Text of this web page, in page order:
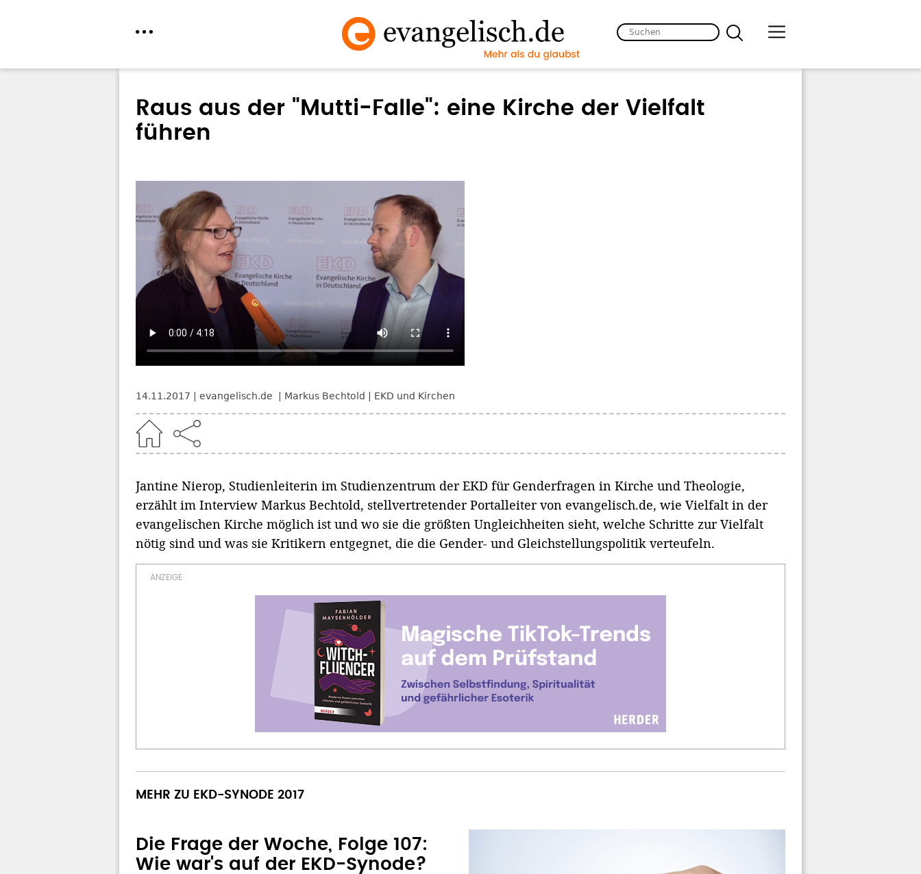
Raus aus der "Mutti-Falle": eine Kirche der Vielfalt
führen
14.11.2017 evangelisch.de Markus Bechtold EKD und Kirchen
Jantine Nierop, Studienleiterin im Studienzentrum der EKD für Genderfragen in Kirche und Theologie,
erzählt im Interview Markus Bechtold, stellvertretender Portalleiter von evangelisch.de, wie Vielfalt in der
evangelischen Kirche möglich ist und wo sie die größten Ungleichheiten sieht, welche Schritte zur Vielfalt
nötig sind und was sie Kritikern entgegnet, die die Gender- und Gleichstellungspolitik verteufeln.
MEHR ZU EKD-SYNODE 2017
Die Frage der Woche, Folge 107:
Wie war's auf der EKD-Synode?